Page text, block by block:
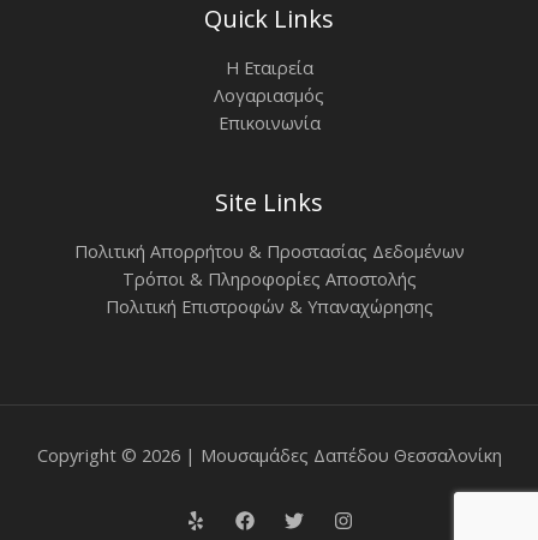
Quick Links
Η Εταιρεία
Λογαριασμός
Επικοινωνία
Site Links
Πολιτική Απορρήτου & Προστασίας Δεδομένων
Τρόποι & Πληροφορίες Αποστολής
Πολιτική Επιστροφών & Υπαναχώρησης
Copyright © 2026 | Μουσαμάδες Δαπέδου Θεσσαλονίκη